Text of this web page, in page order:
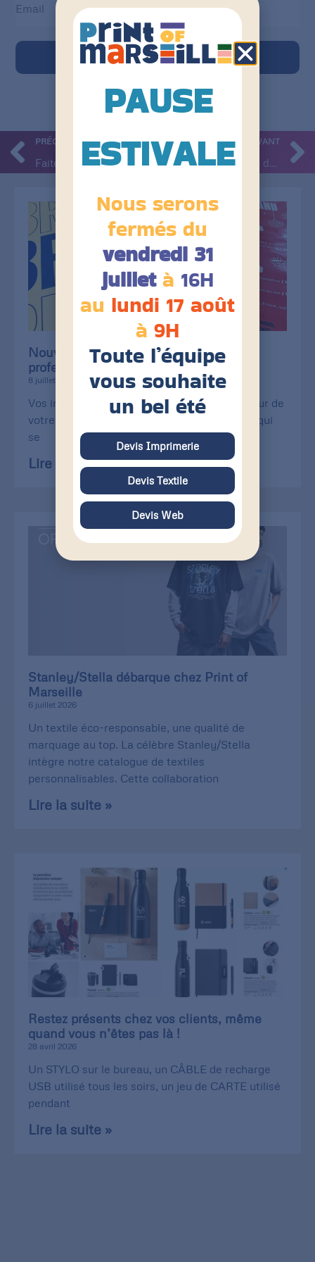
Inscription
PRÉCÉDENT SUIVANT
Nouvel équipement de pelliculage
professionnel pour vos imprimés
8 juillet 2026
Vos imprimés méritent une finition à la hauteur de
votre image et de leur usage. Carte de visite qui
se
Lire la suite »
Stanley/Stella débarque chez Print of
Marseille
6 juillet 2026
Un textile éco-responsable, une qualité de
marquage au top. La célèbre Stanley/Stella
intègre notre catalogue de textiles
personnalisables. Cette collaboration
Lire la suite »
Restez présents chez vos clients, même
quand vous n’êtes pas là !
28 avril 2026
Un STYLO sur le bureau, un CÂBLE de recharge
USB utilisé tous les soirs, un jeu de CARTE utilisé
pendant
Lire la suite »
PAUSE
ESTIVALE
Nous serons
fermés du
vendredi 31
juilletà 16H
au lundi 17 août
à 9H
Toute l’équipe
vous souhaite
un bel été
Devis Imprimerie
Devis Textile
Devis Web